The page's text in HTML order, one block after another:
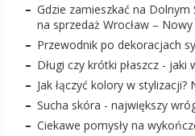
Gdzie zamieszkać na Dolnym
na sprzedaż Wrocław –
Przewodnik po dekoracjach
Długi czy krótki płaszcz - jaki
Jak łączyć kolory w
Sucha skóra - największy
Ciekawe pomysły na